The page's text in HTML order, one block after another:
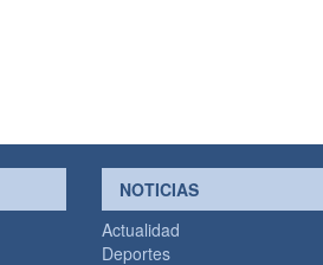
NOTICIAS
Actualidad
Deportes